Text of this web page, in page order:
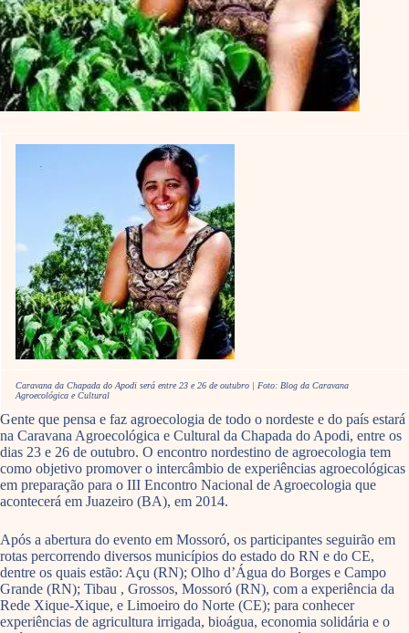
Caravana da Chapada do Apodi será entre 23 e 26 de outubro | Foto: Blog da Caravana
Agroecológica e Cultural
Gente que pensa e faz agroecologia de todo o nordeste e do país estará
na Caravana Agroecológica e Cultural da Chapada do Apodi, entre os
dias 23 e 26 de outubro. O encontro nordestino de agroecologia tem
como objetivo promover o intercâmbio de experiências agroecológicas
em preparação para o III Encontro Nacional de Agroecologia que
acontecerá em Juazeiro (BA), em 2014.
Após a abertura do evento em Mossoró, os participantes seguirão em
rotas percorrendo diversos municípios do estado do RN e do CE,
dentre os quais estão: Açu (RN); Olho d’Água do Borges e Campo
Grande (RN); Tibau , Grossos, Mossoró (RN), com a experiência da
Rede Xique-Xique, e Limoeiro do Norte (CE); para conhecer
experiências de agricultura irrigada, bioágua, economia solidária e o